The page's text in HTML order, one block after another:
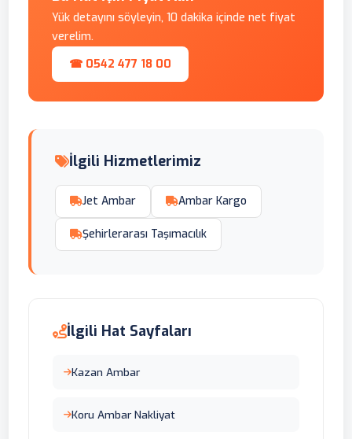
Yük detayını söyleyin, 10 dakika içinde net fiyat
verelim.
☎ 0542 477 18 00
İlgili Hizmetlerimiz
Jet Ambar Ambar Kargo
Şehirlerarası Taşımacılık
İlgili Hat Sayfaları
Kazan Ambar
Koru Ambar Nakliyat